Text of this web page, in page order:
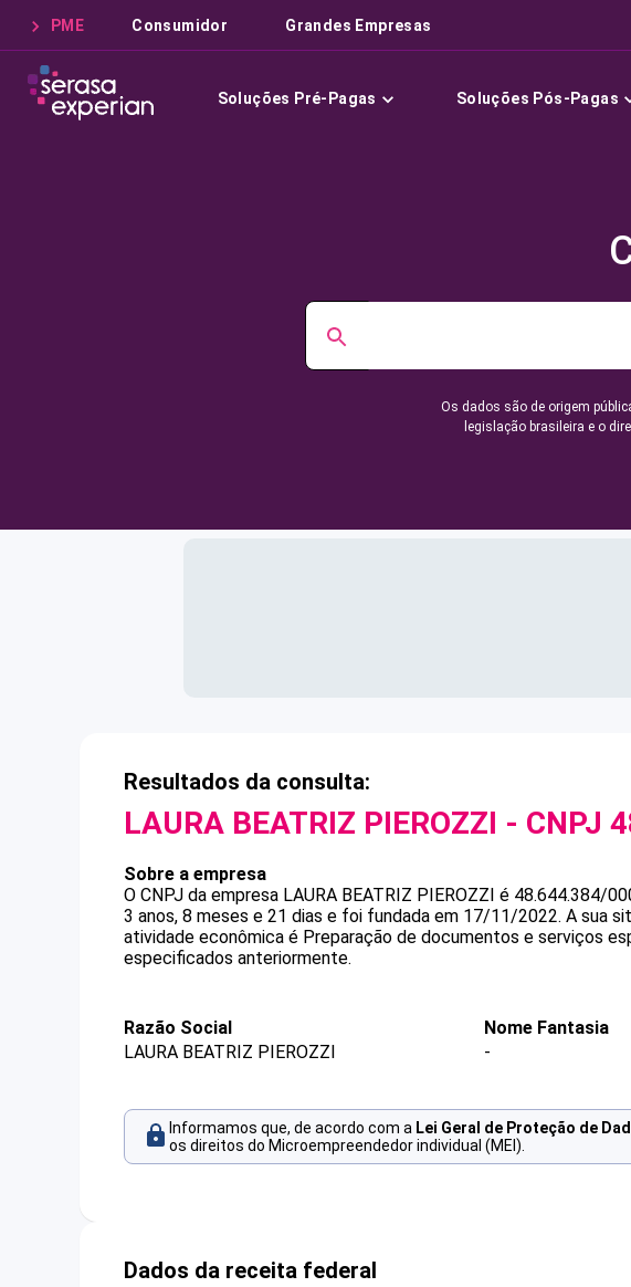
PME Consumidor Grandes Empresas
Soluções Pré-Pagas Soluções Pós-Pagas
Os dados são de origem
legislação brasileira e o
Resultados da consulta:
LAURA BEATRIZ PIEROZZI - CNPJ
Sobre a empresa
O CNPJ da empresa LAURA BEATRIZ PIEROZZI é 48.644.384/
3 anos, 8 meses e 21 dias e foi fundada em 17/11/2022. A sua
atividade econômica é Preparação de documentos e serviços
especificados anteriormente.
Razão Social
LAURA BEATRIZ PIEROZZI
Nome Fantasia
-
Informamos que, de acordo com a Lei Geral de Proteção de
os direitos do Microempreendedor individual (MEI).
Dados da receita federal